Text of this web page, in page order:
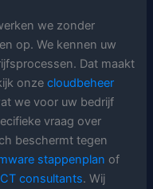
we zonder
op. We kennen uw
Dat maakt
onzecloudbeheer
we voor uw bedrijf
vraag over
beschermt tegen
stappenplan of
consultants. Wij